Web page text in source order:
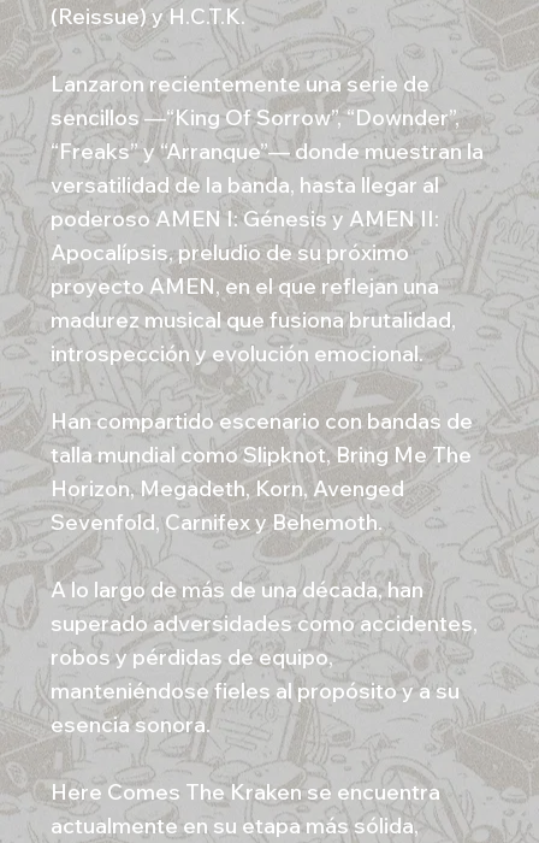
(Reissue) y H.C.T.K.
Lanzaron recientemente una serie de
sencillos —“King Of Sorrow”, “Downder”,
“Freaks” y “Arranque”— donde muestran la
versatilidad de la banda, hasta llegar al
poderoso AMEN I: Génesis y AMEN II:
Apocalípsis, preludio de su próximo
proyecto AMEN, en el que reflejan una
madurez musical que fusiona brutalidad,
introspección y evolución emocional.
Han compartido escenario con bandas de
talla mundial como Slipknot, Bring Me The
Horizon, Megadeth, Korn, Avenged
Sevenfold, Carnifex y Behemoth.
A lo largo de más de una década, han
superado adversidades como accidentes,
robos y pérdidas de equipo,
manteniéndose fieles al propósito y a su
esencia sonora.
Here Comes The Kraken se encuentra
actualmente en su etapa más sólida,